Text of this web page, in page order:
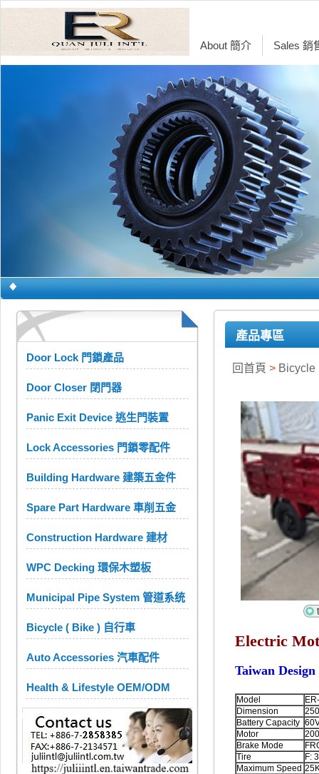
About 簡介 Sales 銷
Door Lock 門鎖產品
Door Closer 閉門器
Panic Exit Device 逃生門裝置
Lock Accessories 門鎖零配件
Building Hardware 建築五金件
Spare Part Hardware 車削五金
Construction Hardware 建材
WPC Decking 環保木塑板
Municipal Pipe System 管道系统
Bicycle ( Bike ) 自行車
Auto Accessories 汽車配件
Health & Lifestyle OEM/ODM
產品專區
回首頁 > Bicycle
Electric
Taiwan Design
Model
Dimension
Battery Capacity
Motor
Brake Mode
Tire
F:
Maximum Speed